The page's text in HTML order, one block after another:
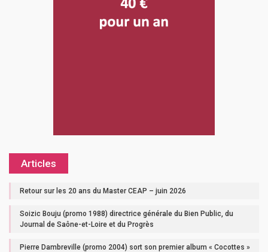
Articles
Retour sur les 20 ans du Master CEAP – juin 2026
Soizic Bouju (promo 1988) directrice générale du Bien Public, du
Journal de Saône-et-Loire et du Progrès
Pierre Dambreville (promo 2004) sort son premier album « Cocottes »